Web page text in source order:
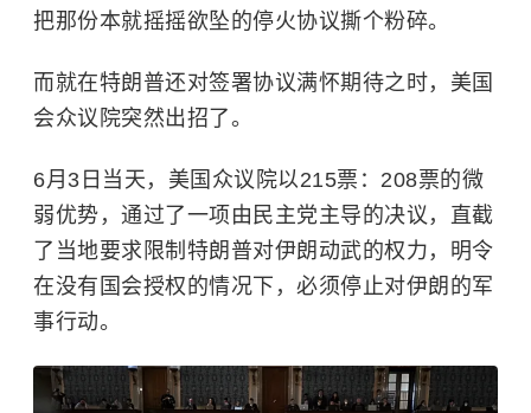
把那份本就摇摇欲坠的停火协议撕个粉碎。
而就在特朗普还对签署协议满怀期待之时，美国
会众议院突然出招了。
6月3日当天，美国众议院以215票：208票的微
弱优势，通过了一项由民主党主导的决议，直截
了当地要求限制特朗普对伊朗动武的权力，明令
在没有国会授权的情况下，必须停止对伊朗的军
事行动。